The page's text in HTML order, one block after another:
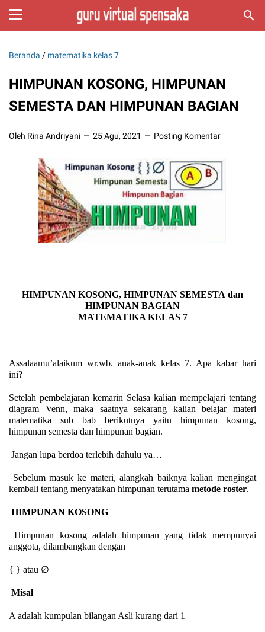
Beranda / matematika kelas 7
HIMPUNAN KOSONG, HIMPUNAN
SEMESTA DAN HIMPUNAN BAGIAN
Oleh Rina Andriyani 25 Agu, 2021 Posting Komentar
HIMPUNAN KOSONG, HIMPUNAN SEMESTA dan
HIMPUNAN BAGIAN
MATEMATIKA KELAS 7
Assalaamu’alaikum wr.wb. anak-anak kelas 7. Apa kabar hari
ini?
Setelah pembelajaran kemarin Selasa kalian mempelajari tentang
diagram Venn, maka saatnya sekarang kalian belajar materi
matematika sub bab berikutnya yaitu himpunan kosong,
himpunan semesta dan himpunan bagian.
Jangan lupa berdoa terlebih dahulu ya…
Sebelum masuk ke materi, alangkah baiknya kalian mengingat
kembali tentang menyatakan himpunan terutama metode roster.
HIMPUNAN KOSONG
Himpunan kosong adalah himpunan yang tidak mempunyai
anggota, dilambangkan dengan
{ } atau ∅
Misal
A adalah kumpulan bilangan Asli kurang dari 1